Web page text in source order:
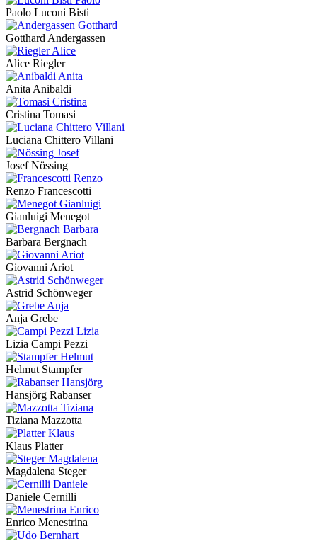
Paolo Luconi Bisti
Gotthard Andergassen
Alice Riegler
Anita Anibaldi
Cristina Tomasi
Luciana Chittero Villani
Josef Nössing
Renzo Francescotti
Gianluigi Menegot
Barbara Bergnach
Giovanni Ariot
Astrid Schönweger
Anja Grebe
Lizia Campi Pezzi
Helmut Stampfer
Hansjörg Rabanser
Tiziana Mazzotta
Klaus Platter
Magdalena Steger
Daniele Cernilli
Enrico Menestrina